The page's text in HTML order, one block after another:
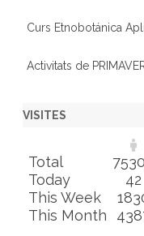
Curs Etnobotánica
Activitats de
VISITES
Total
Today
42
This Week
This Month